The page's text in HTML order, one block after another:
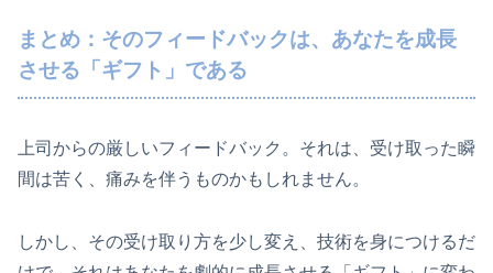
まとめ：そのフィードバックは、あなたを成長
させる「ギフト」である
上司からの厳しいフィードバック。それは、受け取った瞬
間は苦く、痛みを伴うものかもしれません。
しかし、その受け取り方を少し変え、技術を身につけるだ